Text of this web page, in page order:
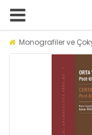
Monografiler ve